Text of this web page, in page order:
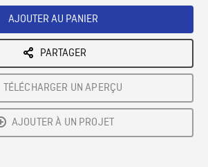
AJOUTER AU PANIER
PARTAGER
TÉLÉCHARGER UN APERÇU
AJOUTER À UN PROJET